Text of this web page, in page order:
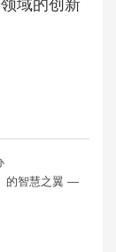
域的创新
的智慧之翼 —